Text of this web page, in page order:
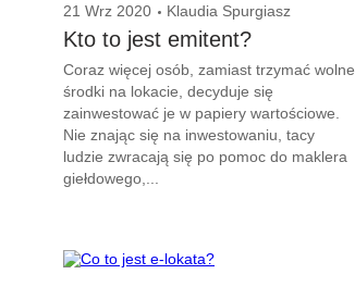
21 Wrz 2020 Klaudia Spurgiasz
Kto to jest emitent?
Coraz więcej osób, zamiast trzymać wolne
środki na lokacie, decyduje się
zainwestować je w papiery wartościowe.
Nie znając się na inwestowaniu, tacy
ludzie zwracają się po pomoc do maklera
giełdowego,...